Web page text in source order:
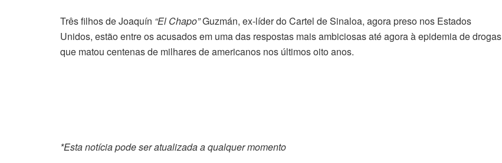
Três filhos de Joaquín “El Chapo”Guzmán, ex-líder do Cartel de Sinaloa, agora preso nos Estados
Unidos, estão entre os acusados em uma das respostas mais ambiciosas até agora à epidemia de drogas
que matou centenas de milhares de americanos nos últimos oito anos.
*Esta notícia pode ser atualizada a qualquer momento